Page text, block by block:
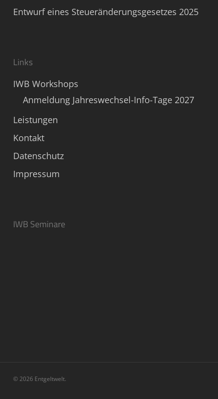
Entwurf eines Steueränderungsgesetzes 2025
Links
IWB Workshops
Anmeldung Jahreswechsel-Info-Tage 2027
Leistungen
Kontakt
Datenschutz
Impressum
IWB Seminare
© 2026 Entgeltwelt.